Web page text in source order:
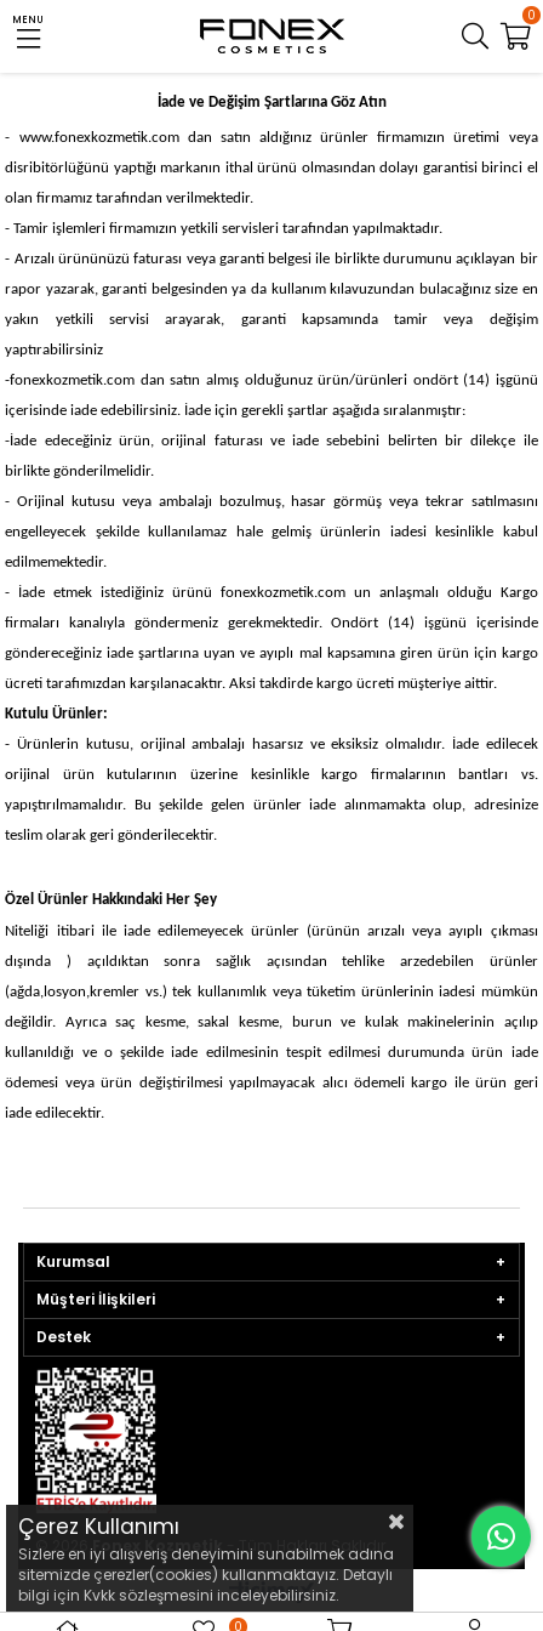
MENU 0
İade ve Değişim Şartlarına Göz Atın
- www.fonexkozmetik.com dan satın aldığınız ürünler firmamızın üretimi veya
disribitörlüğünü yaptığı markanın ithal ürünü olmasından dolayı garantisi birinci el
olan firmamız tarafından verilmektedir.
- Tamir işlemleri firmamızın yetkili servisleri tarafından yapılmaktadır.
- Arızalı ürününüzü faturası veya garanti belgesi ile birlikte durumunu açıklayan bir
rapor yazarak, garanti belgesinden ya da kullanım kılavuzundan bulacağınız size en
yakın yetkili servisi arayarak, garanti kapsamında tamir veya değişim
yaptırabilirsiniz
-fonexkozmetik.com dan satın almış olduğunuz ürün/ürünleri ondört (14) işgünü
içerisinde iade edebilirsiniz. İade için gerekli şartlar aşağıda sıralanmıştır:
-İade edeceğiniz ürün, orijinal faturası ve iade sebebini belirten bir dilekçe ile
birlikte gönderilmelidir.
- Orijinal kutusu veya ambalajı bozulmuş, hasar görmüş veya tekrar satılmasını
engelleyecek şekilde kullanılamaz hale gelmiş ürünlerin iadesi kesinlikle kabul
edilmemektedir.
- İade etmek istediğiniz ürünü fonexkozmetik.com un anlaşmalı olduğu Kargo
firmaları kanalıyla göndermeniz gerekmektedir. Ondört (14) işgünü içerisinde
göndereceğiniz iade şartlarına uyan ve ayıplı mal kapsamına giren ürün için kargo
ücreti tarafımızdan karşılanacaktır. Aksi takdirde kargo ücreti müşteriye aittir.
Kutulu Ürünler:
- Ürünlerin kutusu, orijinal ambalajı hasarsız ve eksiksiz olmalıdır. İade edilecek
orijinal ürün kutularının üzerine kesinlikle kargo firmalarının bantları vs.
yapıştırılmamalıdır. Bu şekilde gelen ürünler iade alınmamakta olup, adresinize
teslim olarak geri gönderilecektir.
Özel Ürünler Hakkındaki Her Şey
Niteliği itibari ile iade edilemeyecek ürünler (ürünün arızalı veya ayıplı çıkması
dışında ) açıldıktan sonra sağlık açısından tehlike arzedebilen ürünler
(ağda,losyon,kremler vs.) tek kullanımlık veya tüketim ürünlerinin iadesi mümkün
değildir. Ayrıca saç kesme, sakal kesme, burun ve kulak makinelerinin açılıp
kullanıldığı ve o şekilde iade edilmesinin tespit edilmesi durumunda ürün iade
ödemesi veya ürün değiştirilmesi yapılmayacak alıcı ödemeli kargo ile ürün geri
iade edilecektir.
Kurumsal
Müşteri İlişkileri
Destek
© 2026 Fonex Kozmetik - Tüm Hakları Saklıdır.
Çerez Kullanımı
Sizlere en iyi alışveriş deneyimini sunabilmek adına
sitemizde çerezler(cookies) kullanmaktayız. Detaylı
bilgi için Kvkk sözleşmesini inceleyebilirsiniz.
0